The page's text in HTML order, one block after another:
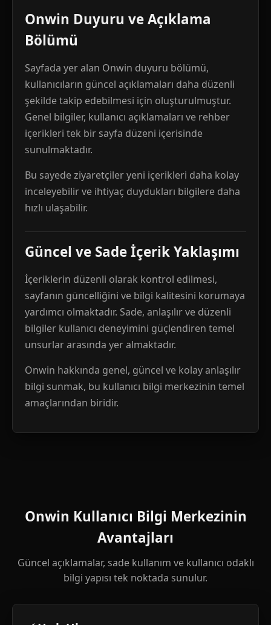
Onwin Duyuru ve Açıklama
Bölümü
Sayfada yer alan Onwin duyuru bölümü,
kullanıcıların güncel açıklamaları daha düzenli
şekilde takip edebilmesi için oluşturulmuştur.
Genel bilgiler, kullanıcı açıklamaları ve rehber
içerikleri tek bir sayfa düzeni içerisinde
sunulmaktadır.
Bu sayede ziyaretçiler yeni içerikleri daha kolay
inceleyebilir ve ihtiyaç duydukları bilgilere daha
hızlı ulaşabilir.
Güncel ve Sade İçerik Yaklaşımı
İçeriklerin düzenli olarak kontrol edilmesi,
sayfanın güncelliğini ve bilgi kalitesini korumaya
yardımcı olmaktadır. Sade, anlaşılır ve düzenli
bilgiler kullanıcı deneyimini güçlendiren temel
unsurlar arasında yer almaktadır.
Onwin hakkında genel, güncel ve kolay anlaşılır
bilgi sunmak, bu kullanıcı bilgi merkezinin temel
amaçlarından biridir.
Onwin Kullanıcı Bilgi Merkezinin
Avantajları
Güncel açıklamalar, sade kullanım ve kullanıcı odaklı
bilgi yapısı tek noktada sunulur.